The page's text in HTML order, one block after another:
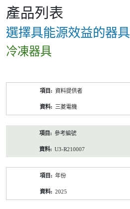
產品列表
選擇具能源效益的器具
冷凍器具
資料提供者
三菱電機
參考編號
U3-R210007
年份
2025